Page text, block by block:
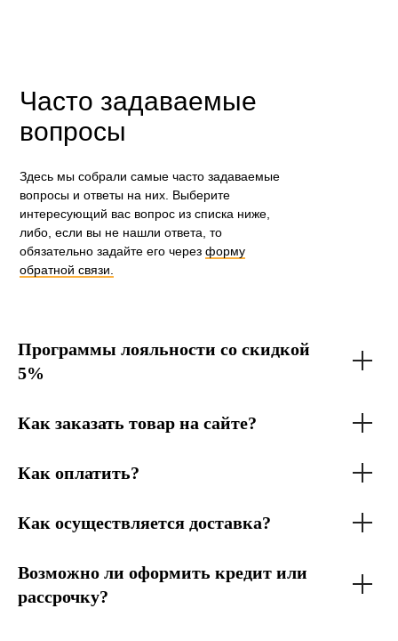
Часто задаваемые
вопросы
Здесь мы собрали самые часто задаваемые
вопросы и ответы на них. Выберите
интересующий вас вопрос из списка ниже,
либо, если вы не нашли ответа, то
обязательно задайте его черезформу
обратной связи.
Программы лояльности со скидкой
5%
Как заказать товар на сайте?
Как оплатить?
Как осуществляется доставка?
Возможно ли оформить кредит или
рассрочку?